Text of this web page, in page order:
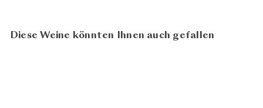
Diese Weine könnten Ihnen auch gefallen